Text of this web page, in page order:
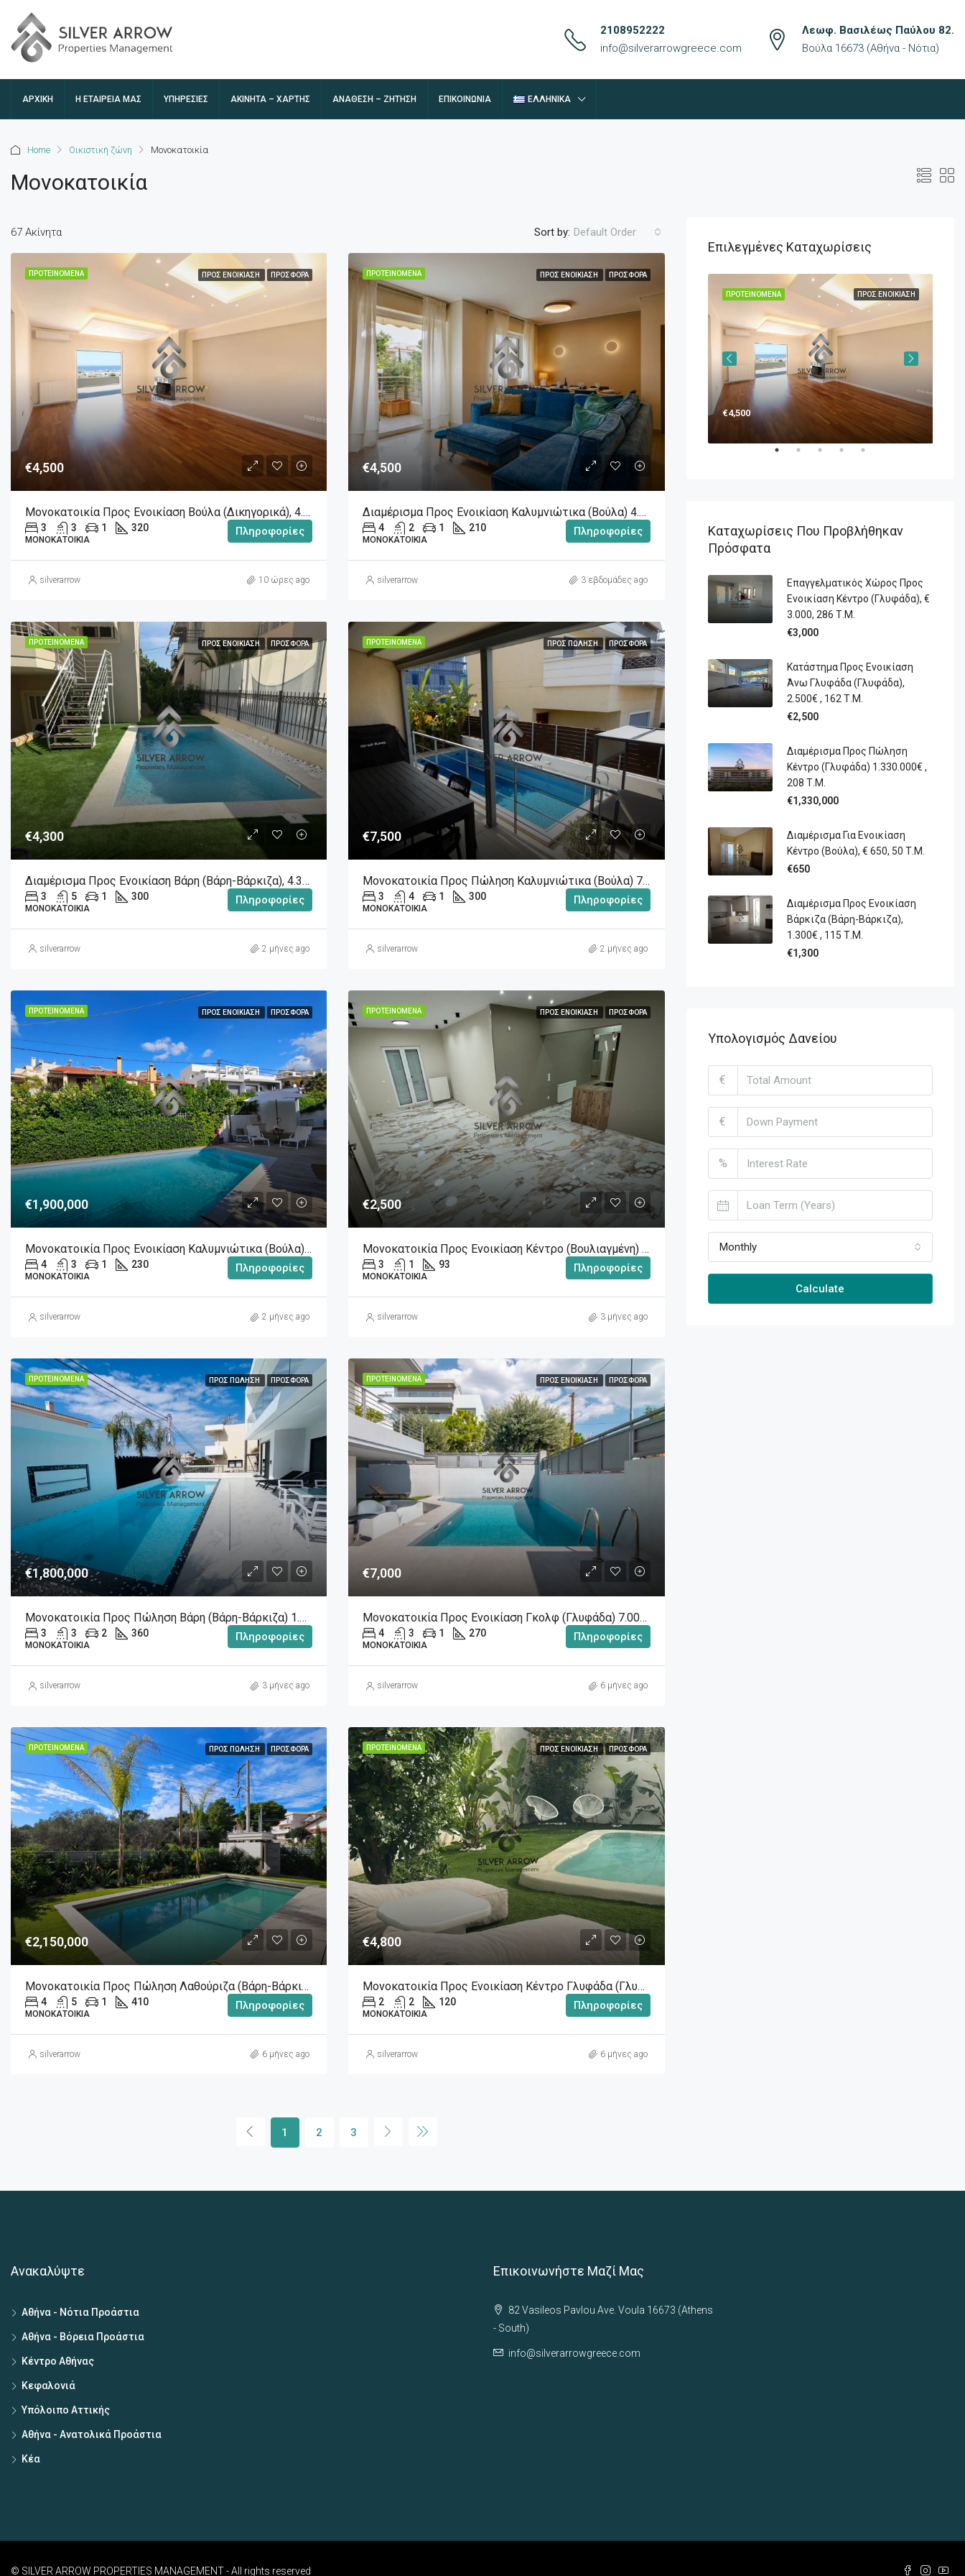
2108952222
info@silverarrowgreece.com
Λεωφ. Βασιλέως Παύλου 82.
Βούλα 16673 (Αθήνα - Νότια)
ΑΡΧΙΚΉ Η ΕΤΑΙΡΕΊΑ ΜΑΣ ΥΠΗΡΕΣΙΕΣ ΑΚΊΝΗΤΑ – ΧΆΡΤΗΣ ΑΝΆΘΕΣΗ – ΖΉΤΗΣΗ ΕΠΙΚΟΙΝΩΝΊΑ ΕΛΛΗΝΙΚΆ
Home Οικιστική ζώνη Μονοκατοικία
Μονοκατοικία
67 Ακίνητα Sort by: Default Order
ΠΡΟΤΕΙΝΌΜΕΝΑ ΠΡΟΣ ΕΝΟΙΚΊΑΣΗ ΠΡΟΣΦΟΡΆ
€4,500
Μονοκατοικία Προς Ενοικίαση Βούλα (Δικηγορικά), 4.500€, 320 Τ.μ.
3 3 1 320
ΜΟΝΟΚΑΤΟΙΚΊΑ
Πληροφορίες
silverarrow 10 ώρες ago
ΠΡΟΤΕΙΝΌΜΕΝΑ ΠΡΟΣ ΕΝΟΙΚΊΑΣΗ ΠΡΟΣΦΟΡΆ
€4,500
Διαμέρισμα Προς Ενοικίαση Καλυμνιώτικα (Βούλα) 4.500€ , 210 Τ.Μ.
4 2 1 210
ΜΟΝΟΚΑΤΟΙΚΊΑ
Πληροφορίες
silverarrow 3 εβδομάδες ago
ΠΡΟΤΕΙΝΌΜΕΝΑ ΠΡΟΣ ΕΝΟΙΚΊΑΣΗ ΠΡΟΣΦΟΡΆ
€4,300
Διαμέρισμα Προς Ενοικίαση Βάρη (Βάρη-Βάρκιζα), 4.300€, 300 Τ.Μ.
3 5 1 300
ΜΟΝΟΚΑΤΟΙΚΊΑ
Πληροφορίες
silverarrow 2 μήνες ago
ΠΡΟΤΕΙΝΌΜΕΝΑ ΠΡΟΣ ΠΏΛΗΣΗ ΠΡΟΣΦΟΡΆ
€7,500
Μονοκατοικία Προς Πώληση Καλυμνιώτικα (Βούλα) 7.500€ , 300 Τ.Μ.
3 4 1 300
ΜΟΝΟΚΑΤΟΙΚΊΑ
Πληροφορίες
silverarrow 2 μήνες ago
ΠΡΟΤΕΙΝΌΜΕΝΑ ΠΡΟΣ ΕΝΟΙΚΊΑΣΗ ΠΡΟΣΦΟΡΆ
€1,900,000
Μονοκατοικία Προς Ενοικίαση Καλυμνιώτικα (Βούλα) 1.900.000€ , 230 Τ.Μ.
4 3 1 230
ΜΟΝΟΚΑΤΟΙΚΊΑ
Πληροφορίες
silverarrow 2 μήνες ago
ΠΡΟΤΕΙΝΌΜΕΝΑ ΠΡΟΣ ΕΝΟΙΚΊΑΣΗ ΠΡΟΣΦΟΡΆ
€2,500
Μονοκατοικία Προς Ενοικίαση Κέντρο (Βουλιαγμένη) 2.500€ , 93 Τ.Μ.
3 1 93
ΜΟΝΟΚΑΤΟΙΚΊΑ
Πληροφορίες
silverarrow 3 μήνες ago
ΠΡΟΤΕΙΝΌΜΕΝΑ ΠΡΟΣ ΠΏΛΗΣΗ ΠΡΟΣΦΟΡΆ
€1,800,000
Μονοκατοικία Προς Πώληση Βάρη (Βάρη-Βάρκιζα) 1.800.000€ , 360 Τ.Μ.
3 3 2 360
ΜΟΝΟΚΑΤΟΙΚΊΑ
Πληροφορίες
silverarrow 3 μήνες ago
ΠΡΟΤΕΙΝΌΜΕΝΑ ΠΡΟΣ ΕΝΟΙΚΊΑΣΗ ΠΡΟΣΦΟΡΆ
€7,000
Μονοκατοικία Προς Ενοικίαση Γκολφ (Γλυφάδα) 7.000€ , 270 Τ.Μ.
4 3 1 270
ΜΟΝΟΚΑΤΟΙΚΊΑ
Πληροφορίες
silverarrow 6 μήνες ago
ΠΡΟΤΕΙΝΌΜΕΝΑ ΠΡΟΣ ΠΏΛΗΣΗ ΠΡΟΣΦΟΡΆ
€2,150,000
Μονοκατοικία Προς Πώληση Λαθούριζα (Βάρη-Βάρκιζα) 2.150.000€ , 410 Τ.Μ.
4 5 1 410
ΜΟΝΟΚΑΤΟΙΚΊΑ
Πληροφορίες
silverarrow 6 μήνες ago
ΠΡΟΤΕΙΝΌΜΕΝΑ ΠΡΟΣ ΕΝΟΙΚΊΑΣΗ ΠΡΟΣΦΟΡΆ
€4,800
Μονοκατοικία Προς Ενοικίαση Κέντρο Γλυφάδα (Γλυφάδα) 4.800€ , 120 Τ.Μ
2 2 120
ΜΟΝΟΚΑΤΟΙΚΊΑ
Πληροφορίες
silverarrow 6 μήνες ago
1 2 3
Επιλεγμένες Καταχωρίσεις
ΠΡΟΣ ΕΝΟΙΚΊΑΣΗ
€5,500
ΠΡΟΣ ΕΝΟΙΚΊΑΣΗ
ΠΡΟΤΕΙΝΌΜΕΝΑ
€4,500
Καταχωρίσεις Που Προβλήθηκαν
Πρόσφατα
Επαγγελματικός Χώρος Προς
Ενοικίαση Κέντρο (Γλυφάδα), €
3.000, 286 Τ.Μ.
€3,000
Κατάστημα Προς Ενοικίαση
Άνω Γλυφάδα (Γλυφάδα),
2.500€ , 162 Τ.Μ.
€2,500
Διαμέρισμα Προς Πώληση
Κέντρο (Γλυφάδα) 1.330.000€ ,
208 Τ.Μ.
€1,330,000
Διαμέρισμα Για Ενοικίαση
Κέντρο (Βούλα), € 650, 50 Τ.μ.
€650
Διαμέρισμα Προς Ενοικίαση
Βάρκιζα (Βάρη-Βάρκιζα),
1.300€ , 115 Τ.Μ.
€1,300
Υπολογισμός Δανείου
€
€
%
Monthly
Calculate
Ανακαλύψτε
Αθήνα - Νότια Προάστια
Αθήνα - Βόρεια Προάστια
Κέντρο Αθήνας
Κεφαλονιά
Υπόλοιπο Αττικής
Αθήνα - Ανατολικά Προάστια
Κέα
Επικοινωνήστε Μαζί Μας
82 Vasileos Pavlou Ave. Voula 16673 (Athens
- South)
info@silverarrowgreece.com
© SILVER ARROW PROPERTIES MANAGEMENT - All rights reserved